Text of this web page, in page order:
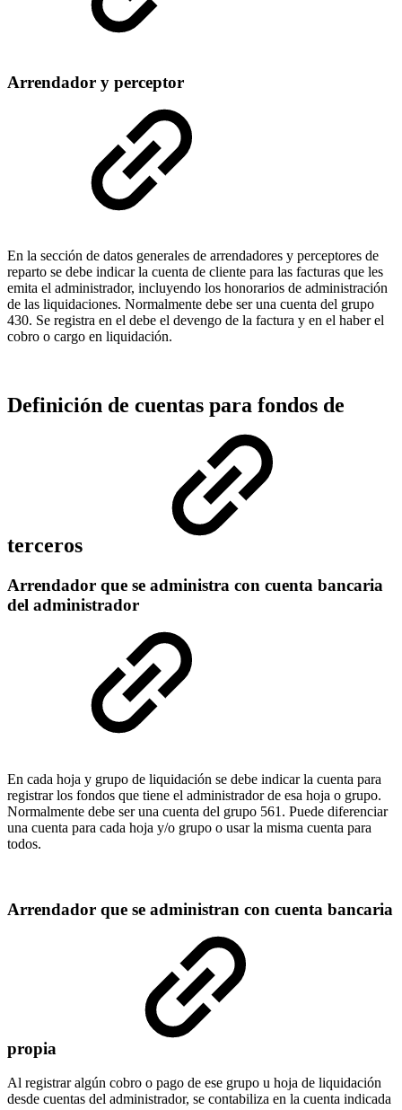
Arrendador y perceptor
En la sección de datos generales de arrendadores y perceptores de
reparto se debe indicar la cuenta de cliente para las facturas que les
emita el administrador, incluyendo los honorarios de administración
de las liquidaciones. Normalmente debe ser una cuenta del grupo
430. Se registra en el debe el devengo de la factura y en el haber el
cobro o cargo en liquidación.
Definición de cuentas para fondos de
terceros
Arrendador que se administra con cuenta bancaria
del administrador
En cada hoja y grupo de liquidación se debe indicar la cuenta para
registrar los fondos que tiene el administrador de esa hoja o grupo.
Normalmente debe ser una cuenta del grupo 561. Puede diferenciar
una cuenta para cada hoja y/o grupo o usar la misma cuenta para
todos.
Arrendador que se administran con cuenta bancaria
propia
Al registrar algún cobro o pago de ese grupo u hoja de liquidación
desde cuentas del administrador, se contabiliza en la cuenta indicada